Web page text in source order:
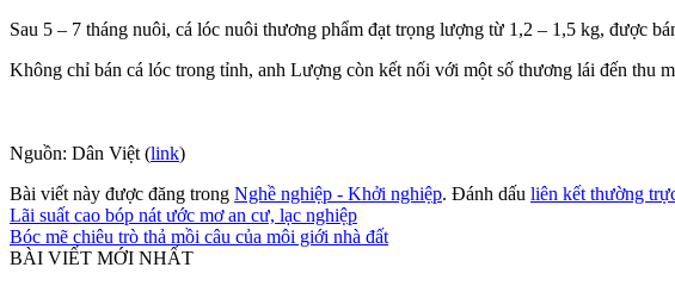
Sau 5 – 7 tháng nuôi, cá lóc nuôi thương phẩm đạt trọng lượng từ 1,2 – 1,5 kg, được
Không chỉ bán cá lóc trong tỉnh, anh Lượng còn kết nối với một số thương lái đến
Nguồn: Dân Việt (link)
Bài viết này được đăng trong Nghề nghiệp - Khởi nghiệp. Đánh dấu liên kết thường
Lãi suất cao bóp nát ước mơ an cư, lạc nghiệp
Bóc mẽ chiêu trò thả mồi câu của môi giới nhà đất
BÀI VIẾT MỚI NHẤT